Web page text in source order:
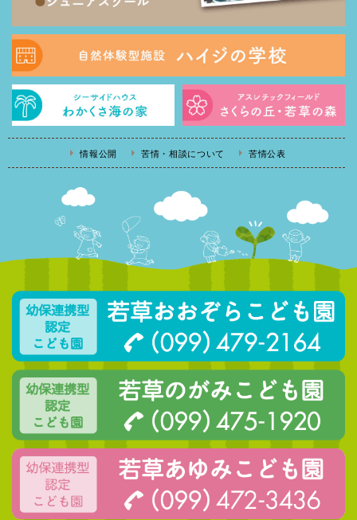
情報公開 苦情・相談について 苦情公表